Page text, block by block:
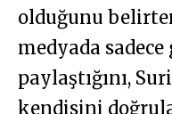
olduğunu
medyada
paylaştığını,
kendisini